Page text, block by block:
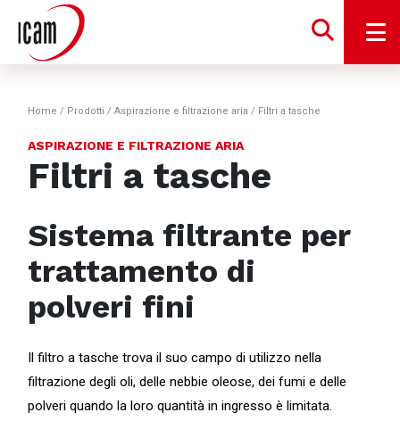
Home / Prodotti / Aspirazione e filtrazione aria / Filtri a tasche
ASPIRAZIONE E FILTRAZIONE ARIA
Filtri a tasche
Sistema filtrante per
trattamento di
polveri fini
Il filtro a tasche trova il suo campo di utilizzo nella
filtrazione degli oli, delle nebbie oleose, dei fumi e delle
polveri quando la loro quantità in ingresso è limitata.